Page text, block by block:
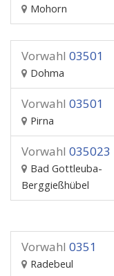
Mohorn
Vorwahl 03501
Dohma
Vorwahl 03501
Pirna
Vorwahl 035023
Bad Gottleuba-
Berggießhübel
Vorwahl 0351
Radebeul